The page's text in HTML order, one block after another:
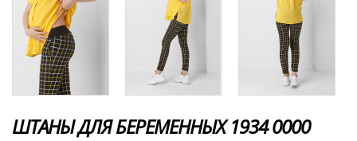
ШТАНЫ ДЛЯ БЕРЕМЕННЫХ 1934 0000